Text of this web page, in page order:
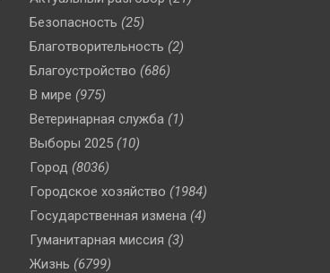
Безопасность (25)
Благотворительность (2)
Благоустройство (686)
В мире (975)
Ветеринарная служба (1)
Выборы 2025 (10)
Город (8036)
Городское хозяйство (1984)
Государственная измена (4)
Гуманитарная миссия (3)
Жизнь (6799)